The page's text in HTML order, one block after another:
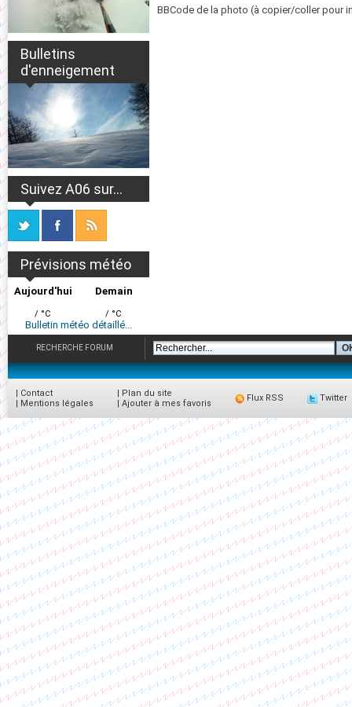
Bulletins
d'enneigement
Suivez A06 sur...
Prévisions météo
Aujourd'hui
/ °C
Demain
/ °C
Bulletin météo détaillé...
BBCode de la photo (à copier/coller pour
RECHERCHE FORUM
| Contact
| Mentions légales
| Plan du site
| Ajouter à mes favoris
Flux RSS Twitter